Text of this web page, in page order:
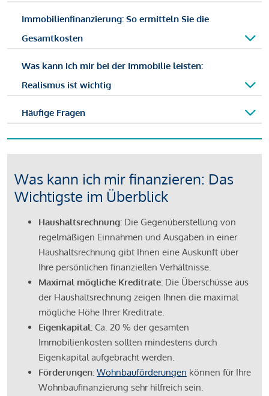
Immobilienfinanzierung: So ermitteln Sie die
Gesamtkosten
Was kann ich mir bei der Immobilie leisten:
Realismus ist wichtig
Häufige Fragen
Was kann ich mir finanzieren: Das
Wichtigste im Überblick
Haushaltsrechnung: Die Gegenüberstellung von
regelmäßigen Einnahmen und Ausgaben in einer
Haushaltsrechnung gibt Ihnen eine Auskunft über
Ihre persönlichen finanziellen Verhältnisse.
Maximal mögliche Kreditrate: Die Überschüsse aus
der Haushaltsrechnung zeigen Ihnen die maximal
mögliche Höhe Ihrer Kreditrate.
Eigenkapital: Ca. 20 % der gesamten
Immobilienkosten sollten mindestens durch
Eigenkapital aufgebracht werden.
Förderungen: Wohnbauförderungen können für Ihre
Wohnbaufinanzierung sehr hilfreich sein.